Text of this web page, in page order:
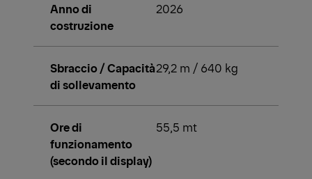
Anno di
costruzione
2026
Sbraccio / Capacità
di sollevamento
29,2 m / 640 kg
Ore di
funzionamento
(secondo il display)
55,5 mt